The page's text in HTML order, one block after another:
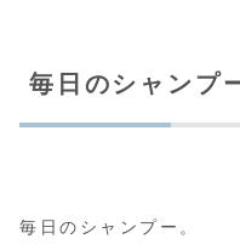
毎日のシャンプ
毎日のシャンプー。